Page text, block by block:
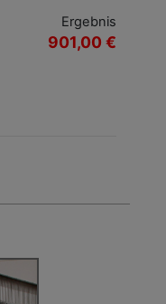
Ergebnis
901,00 €